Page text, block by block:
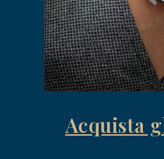
Acquista